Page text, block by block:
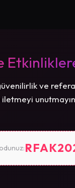
ve
iletmeyi